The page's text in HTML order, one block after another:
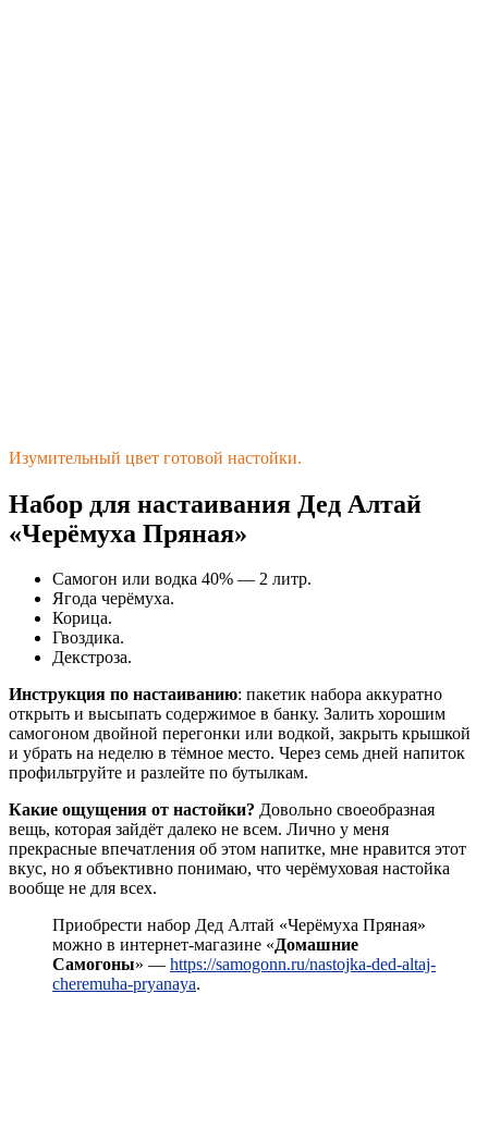
Изумительный цвет готовой настойки.
Набор для настаивания Дед Алтай
«Черёмуха Пряная»
Самогон или водка 40% — 2 литр.
Ягода черёмуха.
Корица.
Гвоздика.
Декстроза.
Инструкция по настаиванию: пакетик набора аккуратно
открыть и высыпать содержимое в банку. Залить хорошим
самогоном двойной перегонки или водкой, закрыть крышкой
и убрать на неделю в тёмное место. Через семь дней напиток
профильтруйте и разлейте по бутылкам.
Какие ощущения от настойки? Довольно своеобразная
вещь, которая зайдёт далеко не всем. Лично у меня
прекрасные впечатления об этом напитке, мне нравится этот
вкус, но я объективно понимаю, что черёмуховая настойка
вообще не для всех.
Приобрести набор Дед Алтай «Черёмуха Пряная»
можно в интернет-магазине «Домашние
Самогоны» — https://samogonn.ru/nastojka-ded-altaj-
cheremuha-pryanaya.